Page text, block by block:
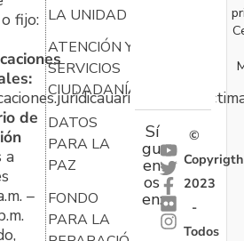
fijo:
de
a
–
LA UNIDAD
ATENCIÓN Y
SERVICIOS
CIUDADANÍA
DATOS
PARA LA
PAZ
FONDO
PARA LA
Sí
gu
en
os
en:
©
Copyrigth
2023
-
Todos